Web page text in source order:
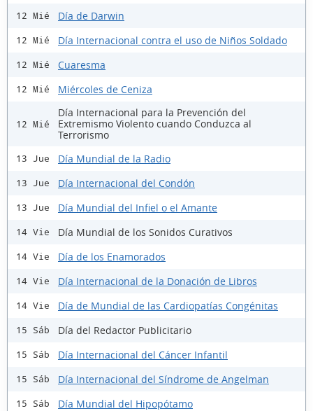
12 Mié Día de Darwin
12 Mié Día Internacional contra el uso de Niños Soldado
12 Mié Cuaresma
12 Mié Miércoles de Ceniza
12 Mié
Día Internacional para la Prevención del
Extremismo Violento cuando Conduzca al
Terrorismo
13 Jue Día Mundial de la Radio
13 Jue Día Internacional del Condón
13 Jue Día Mundial del Infiel o el Amante
14 Vie Día Mundial de los Sonidos Curativos
14 Vie Día de los Enamorados
14 Vie Día Internacional de la Donación de Libros
14 Vie Día de Mundial de las Cardiopatías Congénitas
15 Sáb Día del Redactor Publicitario
15 Sáb Día Internacional del Cáncer Infantil
15 Sáb Día Internacional del Síndrome de Angelman
15 Sáb Día Mundial del Hipopótamo